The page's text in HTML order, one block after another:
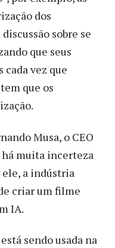
dos
sobre se
que seus
cada vez que
que os
Musa, o CEO
muita incerteza
a indústria
criar um filme
IA.
sendo usada na